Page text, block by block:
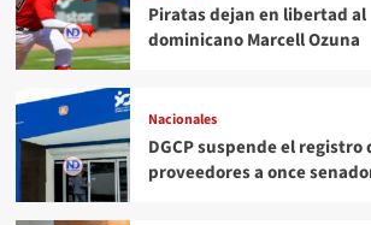
Piratas dejan en libertad al
dominicano Marcell Ozuna
Nacionales
DGCP suspende el registro
proveedores a once